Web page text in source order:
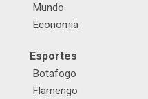
Mundo
Economia
Esportes
Botafogo
Flamengo